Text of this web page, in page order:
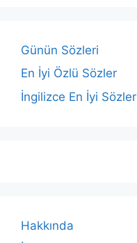
Günün Sözleri
En İyi Özlü Sözler
İngilizce En İyi Sözler
Hakkında